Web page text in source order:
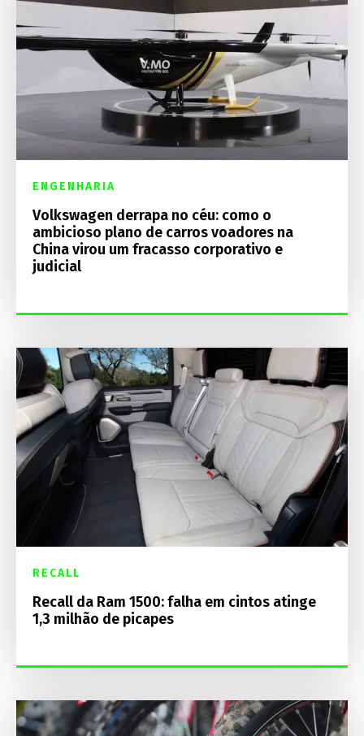
ENGENHARIA
Volkswagen derrapa no céu: como o
ambicioso plano de carros voadores na
China virou um fracasso corporativo e
judicial
RECALL
Recall da Ram 1500: falha em cintos atinge
1,3 milhão de picapes